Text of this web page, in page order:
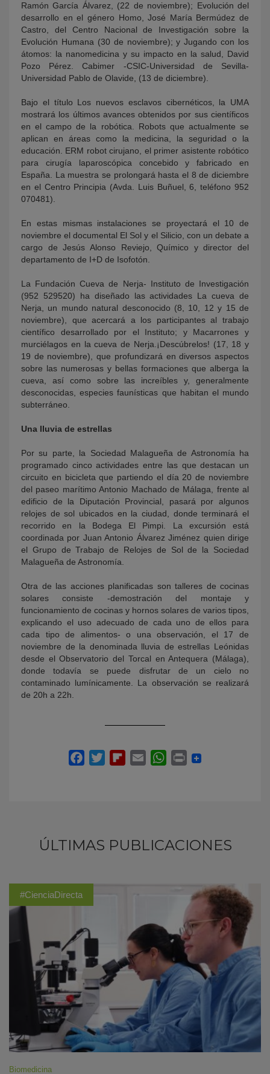
Ramón García Álvarez, (22 de noviembre); Evolución del
desarrollo en el género Homo, José María Bermúdez de
Castro, del Centro Nacional de Investigación sobre la
Evolución Humana (30 de noviembre); y Jugando con los
átomos: la nanomedicina y su impacto en la salud, David
Pozo Pérez. Cabimer -CSIC-Universidad de Sevilla-
Universidad Pablo de Olavide, (13 de diciembre).
Bajo el título Los nuevos esclavos cibernéticos, la UMA
mostrará los últimos avances obtenidos por sus científicos
en el campo de la robótica. Robots que actualmente se
aplican en áreas como la medicina, la seguridad o la
educación. ERM robot cirujano, el primer asistente robótico
para cirugía laparoscópica concebido y fabricado en
España. La muestra se prolongará hasta el 8 de diciembre
en el Centro Principia (Avda. Luis Buñuel, 6, teléfono 952
070481).
En estas mismas instalaciones se proyectará el 10 de
noviembre el documental El Sol y el Silicio, con un debate a
cargo de Jesús Alonso Reviejo, Químico y director del
departamento de I+D de Isofotón.
La Fundación Cueva de Nerja- Instituto de Investigación
(952 529520) ha diseñado las actividades La cueva de
Nerja, un mundo natural desconocido (8, 10, 12 y 15 de
noviembre), que acercará a los participantes al trabajo
científico desarrollado por el Instituto; y Macarrones y
murciélagos en la cueva de Nerja.¡Descúbrelos! (17, 18 y
19 de noviembre), que profundizará en diversos aspectos
sobre las numerosas y bellas formaciones que alberga la
cueva, así como sobre las increíbles y, generalmente
desconocidas, especies faunísticas que habitan el mundo
subterráneo.
Una lluvia de estrellas
Por su parte, la Sociedad Malagueña de Astronomía ha
programado cinco actividades entre las que destacan un
circuito en bicicleta que partiendo el día 20 de noviembre
del paseo marítimo Antonio Machado de Málaga, frente al
edificio de la Diputación Provincial, pasará por algunos
relojes de sol ubicados en la ciudad, donde terminará el
recorrido en la Bodega El Pimpi. La excursión está
coordinada por Juan Antonio Álvarez Jiménez quien dirige
el Grupo de Trabajo de Relojes de Sol de la Sociedad
Malagueña de Astronomía.
Otra de las acciones planificadas son talleres de cocinas
solares consiste -demostración del montaje y
funcionamiento de cocinas y hornos solares de varios tipos,
explicando el uso adecuado de cada uno de ellos para
cada tipo de alimentos- o una observación, el 17 de
noviembre de la denominada lluvia de estrellas Leónidas
desde el Observatorio del Torcal en Antequera (Málaga),
donde todavía se puede disfrutar de un cielo no
contaminado lumínicamente. La observación se realizará
de 20h a 22h.
ÚLTIMAS PUBLICACIONES
#CienciaDirecta
Biomedicina